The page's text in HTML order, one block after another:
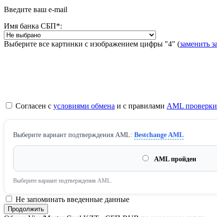
Введите ваш e-mail
Имя банка СБП*:
Выберите все картинки с изображением цифры "4" (заменить
Согласен с условиями обмена и с правилами AML проверки
Выберите вариант подтверждения AML: Bestchange AML
AML пройден
Выберите вариант подтверждения AML.
Не запоминать введенные данные